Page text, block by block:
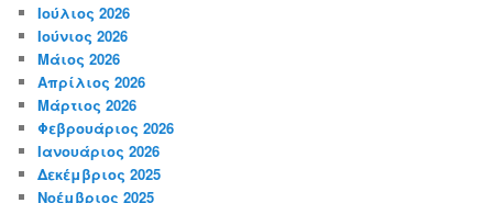
Ιούλιος 2026
Ιούνιος 2026
Μάιος 2026
Απρίλιος 2026
Μάρτιος 2026
Φεβρουάριος 2026
Ιανουάριος 2026
Δεκέμβριος 2025
Νοέμβριος 2025